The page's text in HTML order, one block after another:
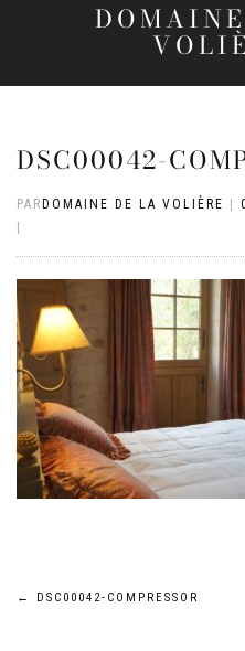
DSC00042-
PAR DOMAINE DE LA VOLIÈRE
Navigation
← DSC00042-COMPRESSOR